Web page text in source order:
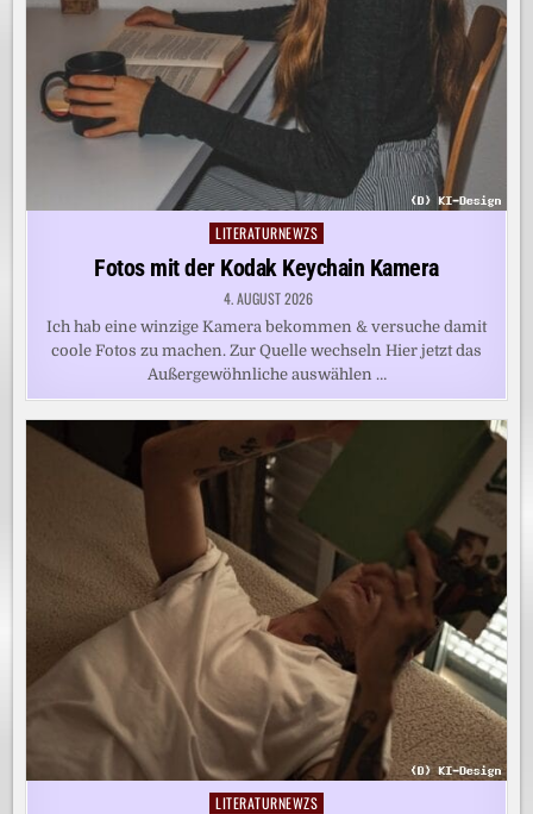
Posted
in
LITERATURNEWZS
Fotos mit der Kodak Keychain Kamera
4. AUGUST 2026
Ich hab eine winzige Kamera bekommen & versuche damit
coole Fotos zu machen. Zur Quelle wechseln Hier jetzt das
Außergewöhnliche auswählen …
Posted
LITERATURNEWZS